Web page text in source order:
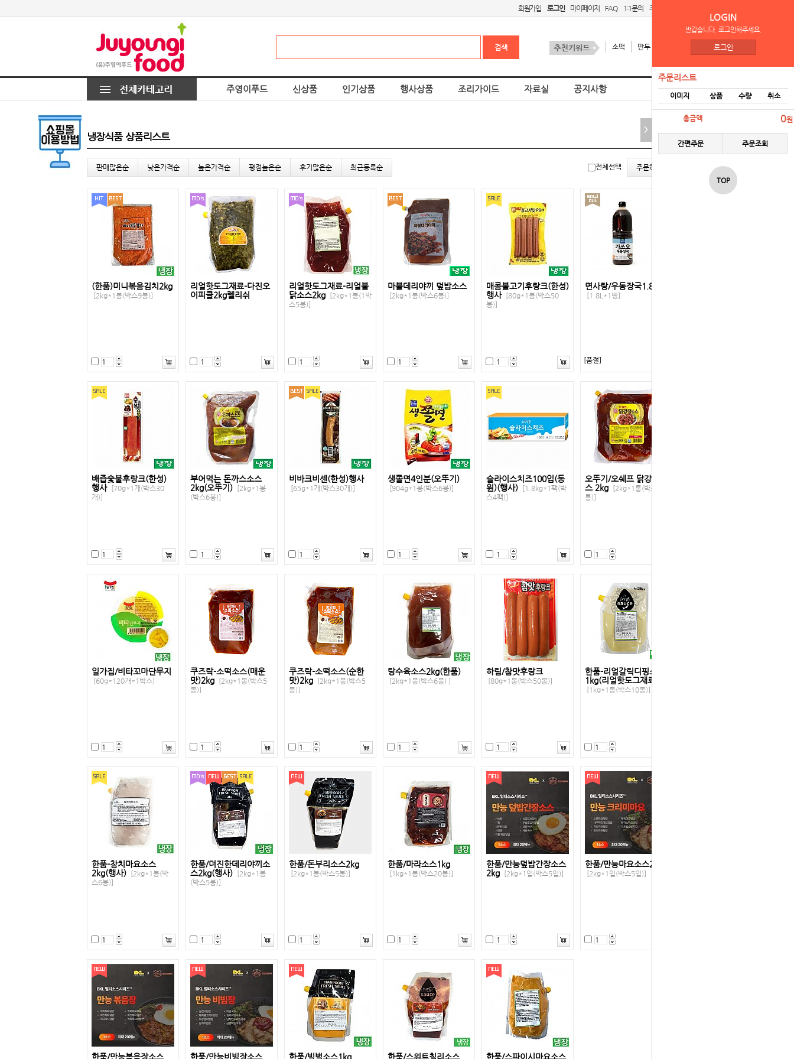
회원가입 로그인 마이페이지 FAQ 1:1문의 주문리스트
소떡 만두
주영이푸드 신상품 인기상품 행사상품 조리가이드 자료실 공지사항
냉장식품
냉장식품 상품리스트
LOGIN
반갑습니다. 로그인해주세요.
로그인
주문리스트
이미지 상품 수량 취소
총금액 0원
간편주문 주문조회
TOP
>
판매많은순 낮은가격순 높은가격순 평점높은순 후기많은순 최근등록순 전체선택 주문하기
(한품)미니볶음김치2kg
[2kg*1봉(박스9봉)]
리얼핫도그재료-다진오
이피클2kg렐리쉬
리얼핫도그재료-리얼불
닭소스2kg
[2kg*1봉(1박
스5봉)]
마블데리야끼 덮밥소스
[2kg*1봉(박스6봉)]
매콤불고기후랑크(한성)
행사 [80g*1봉(박스50
봉)]
면사랑/우동장국1.8L
[1.8L*1병]
[품절]
배즙숯불후랑크(한성)
행사 [70g*1개(박스30
개)]
부어먹는 돈까스소스
2kg(오뚜기)
[2kg*1봉
(박스6봉)]
비바크비센(한성)행사
[65g*1개(박스30개)]
생쫄면4인분(오뚜기)
[904g*1봉(박스6봉)]
슬라이스치즈100입(동
원)(행사)
[1.8kg*1팩(박
스4팩)]
오뚜기/오쉐프 닭강정소
스 2kg
[2kg*1통(박스6
통)]
일가집/비타꼬마단무지
[60g*120개*1박스]
쿠즈락-소떡소스(매운
맛)2kg
[2kg*1봉(박스5
봉)]
쿠즈락-소떡소스(순한
맛)2kg
[2kg*1봉(박스5
봉)]
탕수육소스2kg(한품)
[2kg*1봉(박스6봉) ]
하림/참맛후랑크
[80g*1봉(박스50봉)]
한품-리얼갈릭디핑소스
1kg(리얼핫도그재료)
[1kg*1봉(박스10봉)]
한품-참치마요소스
2kg(행사)
[2kg*1봉(박
스6봉)]
한품/더진한데리야끼소
스2kg(행사)
[2kg*1봉
(박스5봉)]
한품/돈부리소스2kg
[2kg*1봉(박스5봉)]
한품/마라소스1kg
[1kg*1봉(박스20봉)]
한품/만능덮밥간장소스
2kg
[2kg*1입(박스5입)]
한품/만능마요소스2kg
[2kg*1입(박스5입)]
한품/만능볶음장소스 한품/만능비빔장소스 한품/빅벅소스1kg 한품/스위트칠리소스 한품/스파이시마요소스